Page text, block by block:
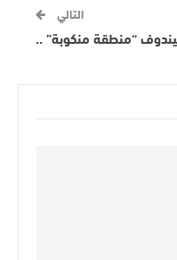
التالي
“منطقة منكوبة” ..